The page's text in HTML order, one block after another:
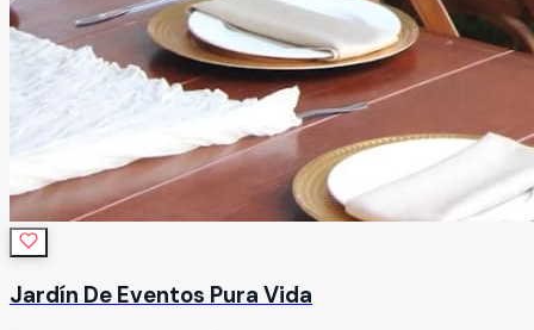
Jardín De Eventos Pura Vida